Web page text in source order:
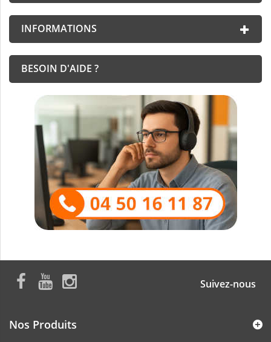
INFORMATIONS
BESOIN D'AIDE ?
Suivez-nous
Nos Produits